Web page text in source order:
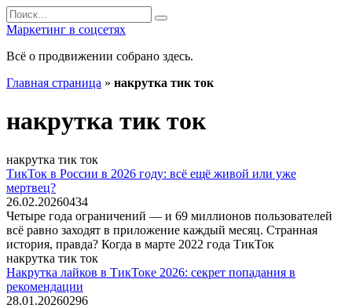
Перейти
к
содержанию
Search
for:
Маркетинг в соцсетях
Всё о продвижении собрано здесь.
Главная страница » накрутка тик ток
накрутка тик ток
накрутка тик ток
ТикТок в России в 2026 году: всё ещё живой или уже
мертвец?
26.02.20260434
Четыре года ограничений — и 69 миллионов пользователей
всё равно заходят в приложение каждый месяц. Странная
история, правда? Когда в марте 2022 года ТикТок
накрутка тик ток
Накрутка лайков в ТикТоке 2026: секрет попадания в
рекомендации
28.01.20260296